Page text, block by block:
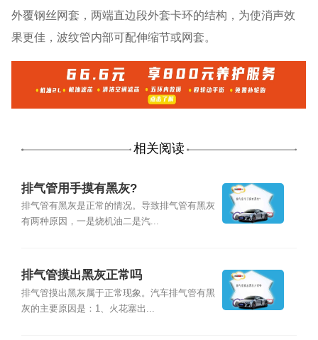
外覆钢丝网套，两端直边段外套卡环的结构，为使消声效
果更佳，波纹管内部可配伸缩节或网套。
相关阅读
排气管用手摸有黑灰?
排气管有黑灰是正常的情况。导致排气管有黑灰
有两种原因，一是烧机油二是汽...
排气管摸出黑灰正常吗
排气管摸出黑灰属于正常现象。汽车排气管有黑
灰的主要原因是：1、火花塞出...